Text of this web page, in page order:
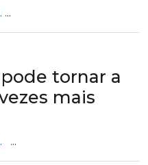
tornar a
mais
...